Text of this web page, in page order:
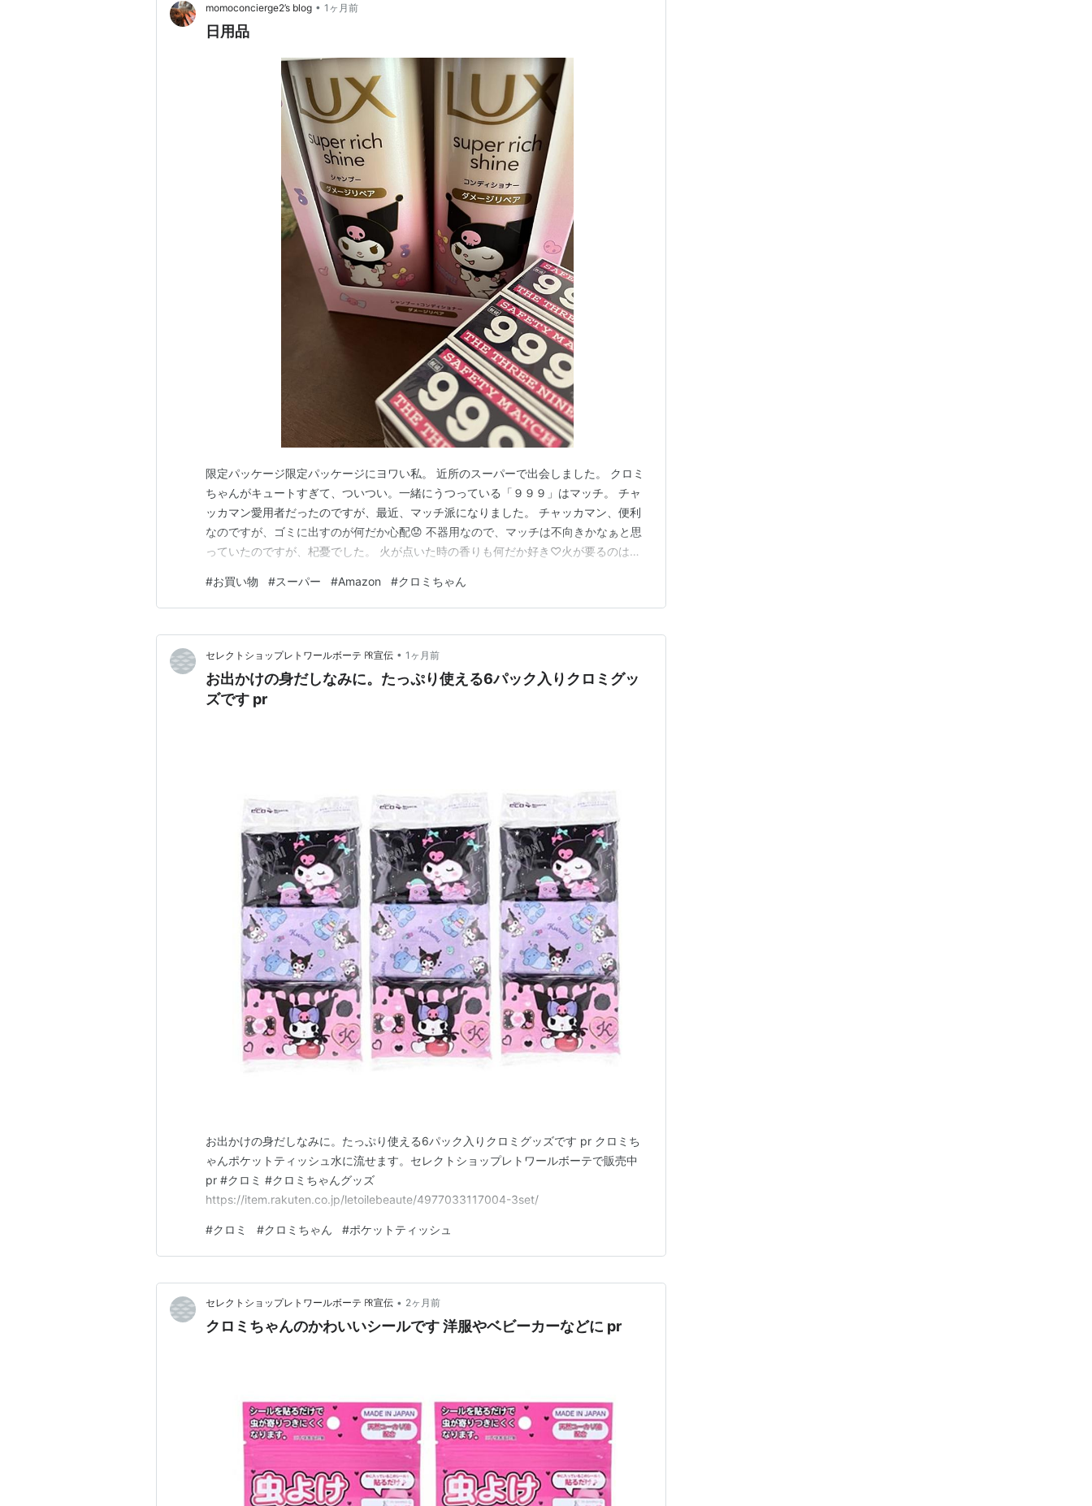
momoconcierge2’s blog • 1ヶ月前
日用品
限定パッケージ限定パッケージにヨワい私。 近所のスーパーで出会しました。 クロミ
ちゃんがキュートすぎて、ついつい。一緒にうつっている「９９９」はマッチ。 チャ
ッカマン愛用者だったのですが、最近、マッチ派になりました。 チャッカマン、便利
なのですが、ゴミに出すのが何だか心配😟 不器用なので、マッチは不向きかなぁと思
っていたのですが、杞憂でした。 火が点いた時の香りも何だか好き♡火が要るのは主
イト 専門店 ティーライトキャンドル ロウソク ろうそく ローソク 蝋燭 節電グッズ 燃
焼時間 約6時間 (100個) …
#お買い物 #スーパー #Amazon #クロミちゃん
セレクトショップレトワールボーテ ㏚宣伝 • 1ヶ月前
お出かけの身だしなみに。たっぷり使える6パック入りクロミグッ
ズです pr
お出かけの身だしなみに。たっぷり使える6パック入りクロミグッズです pr クロミち
ゃんポケットティッシュ水に流せます。セレクトショップレトワールボーテで販売中
pr #クロミ #クロミちゃんグッズ
https://item.rakuten.co.jp/letoilebeaute/4977033117004-3set/
#クロミ #クロミちゃん #ポケットティッシュ
セレクトショップレトワールボーテ ㏚宣伝 • 2ヶ月前
クロミちゃんのかわいいシールです 洋服やベビーカーなどに pr